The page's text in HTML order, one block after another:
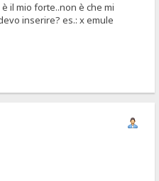
il mio forte..non è che mi
inserire? es.: x emule